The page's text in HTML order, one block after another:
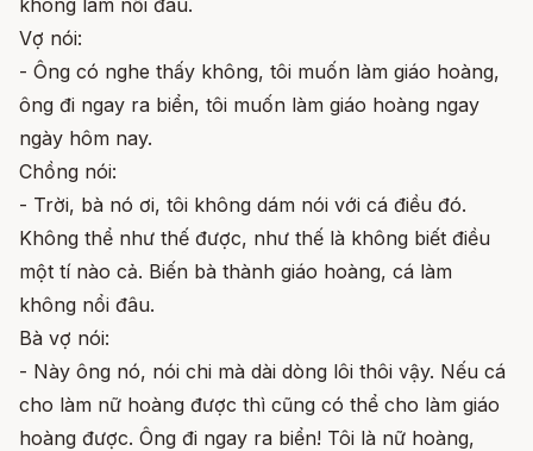
Vợ nói:
- Ông có nghe thấy không, tôi muốn làm giáo hoàng,
ông đi ngay ra biển, tôi muốn làm giáo hoàng ngay
ngày hôm nay.
Chồng nói:
- Trời, bà nó ơi, tôi không dám nói với cá điều đó.
Không thể như thế được, như thế là không biết điều
một tí nào cả. Biến bà thành giáo hoàng, cá làm
không nổi đâu.
Bà vợ nói:
- Này ông nó, nói chi mà dài dòng lôi thôi vậy. Nếu cá
cho làm nữ hoàng được thì cũng có thể cho làm giáo
hoàng được. Ông đi ngay ra biển! Tôi là nữ hoàng,